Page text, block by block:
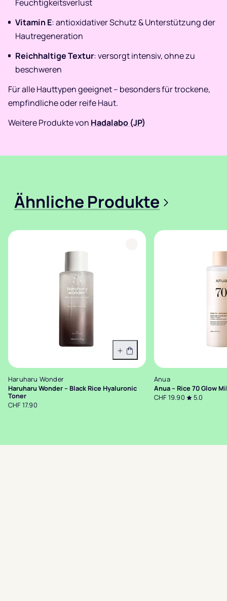
Feuchtigkeitsverlust
Vitamin E: antioxidativer Schutz & Unterstützung der
Hautregeneration
Reichhaltige Textur: versorgt intensiv, ohne zu
beschweren
Für alle Hauttypen geeignet – besonders für trockene,
empfindliche oder reife Haut.
Weitere Produkte von Hadalabo (JP)
Ähnliche Produkte >
In den Warenkorb
Haruharu Wonder
Haruharu Wonder – Black Rice Hyaluronic
Toner
CHF 17.90
Anua
Anua – Rice 70 Glow
CHF 19.90
5.0